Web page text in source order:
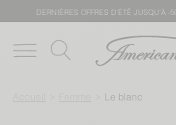
DERNIÈRES OFFRES D'ÉTÊ JUSQU'À -
Le blanc